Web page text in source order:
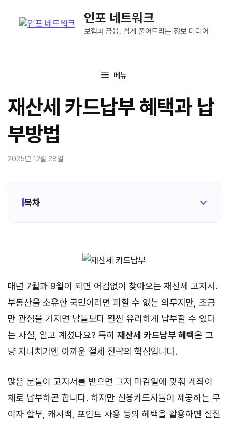
인포 네트워크
보험과 금융, 쉽게 풀어드리는 정보 미디어
메뉴
재산세 카드납부 혜택과 납
부방법
2025년 12월 28일
목차
매년 7월과 9월이 되면 어김없이 찾아오는 재산세 고지서.
부동산을 소유한 국민이라면 피할 수 없는 의무지만, 조금
만 관심을 가지면 남들보다 훨씬 유리하게 납부할 수 있다
는 사실, 알고 계셨나요? 특히 재산세 카드납부 혜택은 그
냥 지나치기엔 아까운 절세 전략의 핵심입니다.
많은 분들이 고지서를 받으면 그저 마감일에 맞춰 계좌이
체로 납부하곤 합니다. 하지만 신용카드사들이 제공하는 무
이자 할부, 캐시백, 포인트 사용 등의 혜택을 활용하면 실질